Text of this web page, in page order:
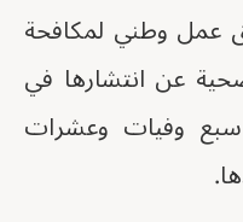
عمل وطني لمكافحة
عن انتشارها في
وفيات وعشرات